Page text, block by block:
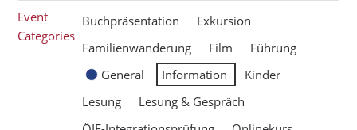
Event
Categories
Buchpräsentation
Exkursion
Familienwanderung
Film
Führung
General
Information
Kinder
Lesung
Lesung & Gespräch